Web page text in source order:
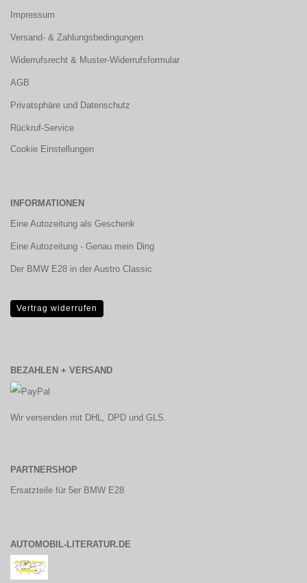
Impressum
Versand- & Zahlungsbedingungen
Widerrufsrecht & Muster-Widerrufsformular
AGB
Privatsphäre und Datenschutz
Rückruf-Service
Cookie Einstellungen
INFORMATIONEN
Eine Autozeitung als Geschenk
Eine Autozeitung - Genau mein Ding
Der BMW E28 in der Austro Classic
Vertrag widerrufen
BEZAHLEN + VERSAND
Wir versenden mit DHL, DPD und GLS.
PARTNERSHOP
Ersatzteile für 5er BMW E28
AUTOMOBIL-LITERATUR.DE